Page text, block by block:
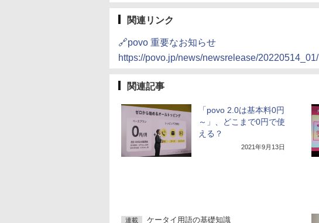
関連リンク
🔗povo 重要なお知らせ
https://povo.jp/news/newsrelease/20220514_01/
関連記事
「povo 2.0は基本料0円
～」、どこまで0円で使
える？
2021年9月13日
連載 ケータイ用語の基礎知識